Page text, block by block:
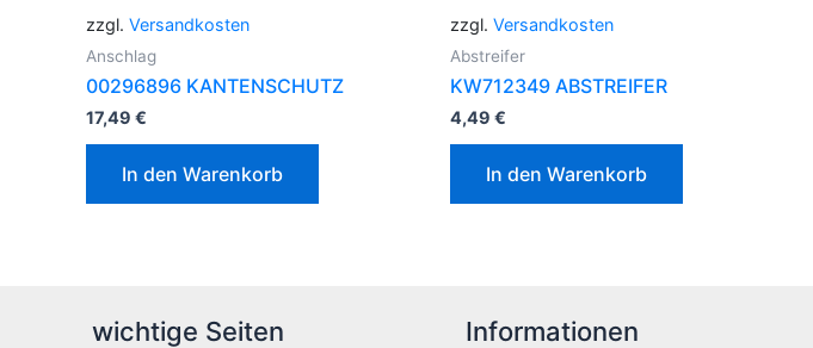
zzgl. Versandkosten
Anschlag
00296896 KANTENSCHUTZ
17,49 €
In den Warenkorb
zzgl. Versandkosten
Abstreifer
KW712349 ABSTREIFER
4,49 €
In den Warenkorb
wichtige Seiten Informationen